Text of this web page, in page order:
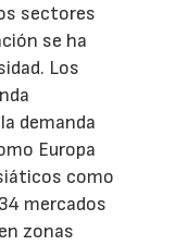
sectores
se ha
Los
demanda
Europa
como
mercados
zonas